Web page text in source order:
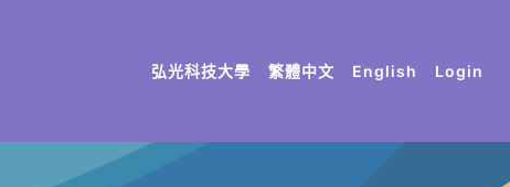
(current)
(current)
弘光科技大學 (current)
繁體中文 (current)
English (current)
Login